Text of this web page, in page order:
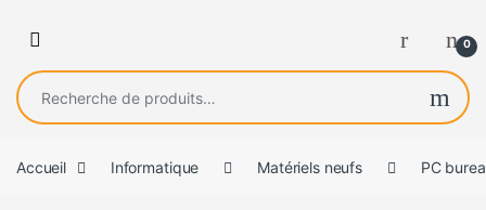
0
Recherche pour :
Accueil Informatique Matériels neufs PC